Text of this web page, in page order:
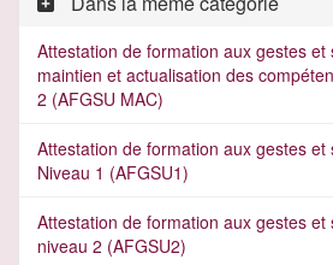
Attestation de formation aux gestes et
maintien et actualisation des
2 (AFGSU MAC)
Attestation de formation aux gestes et
Niveau 1 (AFGSU1)
Attestation de formation aux gestes et
niveau 2 (AFGSU2)